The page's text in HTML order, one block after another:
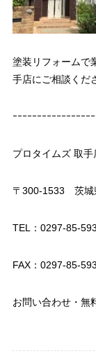
塗装リフォームで
手店にご相談くだ
ｰｰｰｰｰｰｰｰｰｰｰｰｰｰｰｰ
プロタイムズ 取
〒300-1533 茨城
TEL：0297-85-
FAX：0297-85-
お問い合わせ・無